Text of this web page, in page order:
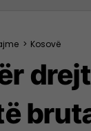
> Kosovë